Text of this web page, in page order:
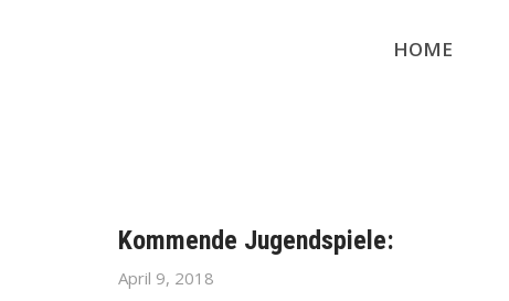
HOME
Kommende Jugendspiele:
April 9, 2018